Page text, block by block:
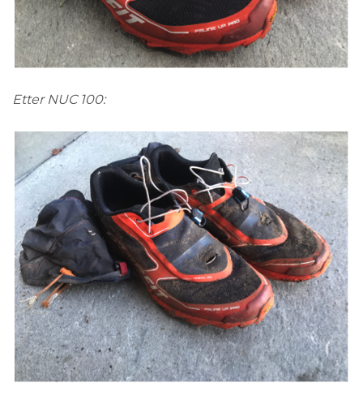
Etter NUC 100: